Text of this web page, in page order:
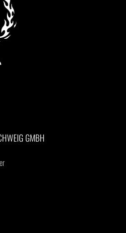
GMBH